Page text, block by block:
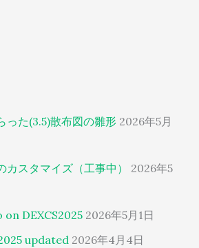
った(3.5)散布図の雛形 2026年5月
スタマイズ（工事中）
2026年5
DEXCS2025 2026年5月1日
updated 2026年4月4日